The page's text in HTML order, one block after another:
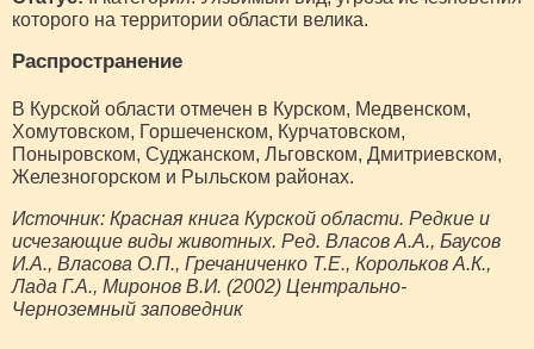
которого на территории области велика.
Распространение
В Курской области отмечен в Курском, Медвенском,
Хомутовском, Горшеченском, Курчатовском,
Поныровском, Суджанском, Льговском, Дмитриевском,
Железногорском и Рыльском районах.
Источник: Красная книга Курской области. Редкие и
исчезающие виды животных. Ред. Власов А.А., Баусов
И.А., Власова О.П., Гречаниченко Т.Е., Корольков А.К.,
Лада Г.А., Миронов В.И. (2002) Центрально-
Черноземный заповедник